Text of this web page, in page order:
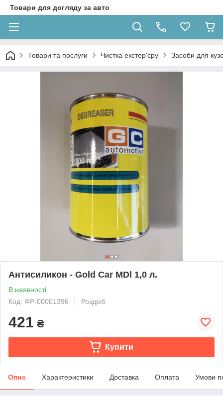
Товари для догляду за авто
Товари та послуги Чистка екстер'єру Засоби для
Антисиликон - Gold Car MDl 1,0 л.
В наявності
Код: ФР-00001396
Роздріб
421 ₴
Купити
Опис Характеристики Доставка Оплата Умови